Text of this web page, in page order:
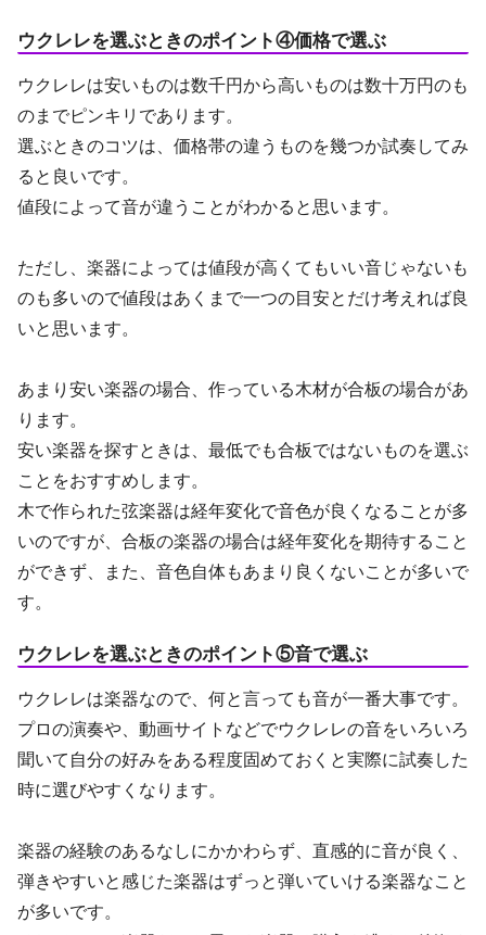
ウクレレを選ぶときのポイント④価格で選ぶ
ウクレレは安いものは数千円から高いものは数十万円のも
のまでピンキリであります。
選ぶときのコツは、価格帯の違うものを幾つか試奏してみ
ると良いです。
値段によって音が違うことがわかると思います。
ただし、楽器によっては値段が高くてもいい音じゃないも
のも多いので値段はあくまで一つの目安とだけ考えれば良
いと思います。
あまり安い楽器の場合、作っている木材が合板の場合があ
ります。
安い楽器を探すときは、最低でも合板ではないものを選ぶ
ことをおすすめします。
木で作られた弦楽器は経年変化で音色が良くなることが多
いのですが、合板の楽器の場合は経年変化を期待すること
ができず、また、音色自体もあまり良くないことが多いで
す。
ウクレレを選ぶときのポイント⑤音で選ぶ
ウクレレは楽器なので、何と言っても音が一番大事です。
プロの演奏や、動画サイトなどでウクレレの音をいろいろ
聞いて自分の好みをある程度固めておくと実際に試奏した
時に選びやすくなります。
楽器の経験のあるなしにかかわらず、直感的に音が良く、
弾きやすいと感じた楽器はずっと弾いていける楽器なこと
が多いです。